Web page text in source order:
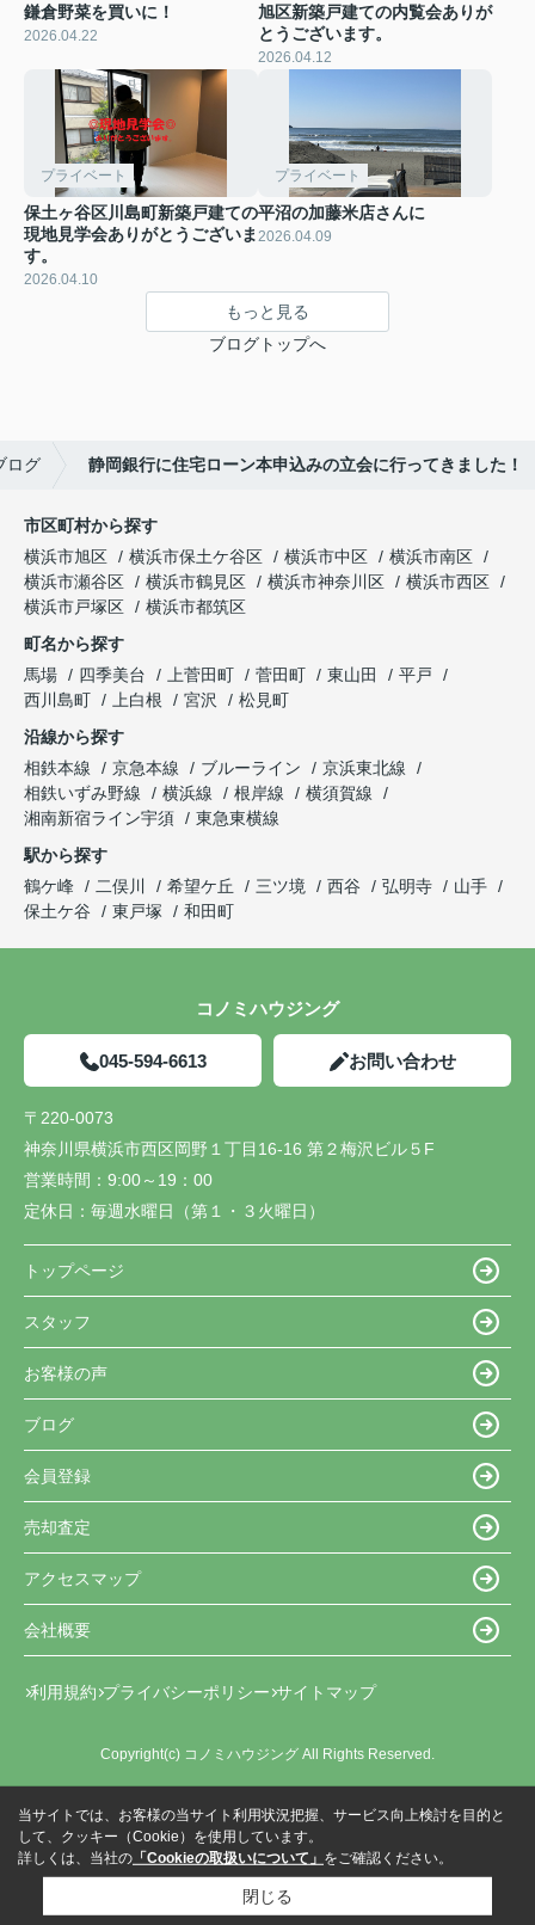
鎌倉野菜を買いに！
2026.04.22
旭区新築戸建ての内覧会ありが
とうございます。
2026.04.12
プライベート
保土ヶ谷区川島町新築戸建ての
現地見学会ありがとうございま
す。
2026.04.10
プライベート
平沼の加藤米店さんに
2026.04.09
もっと見る
ブログトップへ
ログ 静岡銀行に住宅ローン本申込みの立会に行ってきました！
市区町村から探す
横浜市旭区
横浜市保土ケ谷区 横浜市中区
横浜市南区
横浜市瀬谷区
横浜市鶴見区 横浜市神奈川区
横浜市西区
横浜市戸塚区
横浜市都筑区
町名から探す
馬場
四季美台 上菅田町 菅田町 東山田
平戸
西川島町
上白根 宮沢
松見町
沿線から探す
相鉄本線
京急本線 ブルーライン
京浜東北線
相鉄いずみ野線
横浜線 根岸線
横須賀線
湘南新宿ライン宇須
東急東横線
駅から探す
鶴ケ峰
二俣川 希望ケ丘 三ツ境 西谷 弘明寺
山手
保土ケ谷
東戸塚 和田町
コノミハウジング
045-594-6613 お問い合わせ
〒220-0073
神奈川県横浜市西区岡野１丁目16-16 第２梅沢ビル５F
営業時間： 9:00～19：00
定休日： 毎週水曜日（第１・３火曜日）
トップページ
スタッフ
お客様の声
ブログ
会員登録
売却査定
アクセスマップ
会社概要
利用規約 プライバシーポリシー サイトマップ
Copyright(c) コノミハウジング All Rights Reserved.
当サイトでは、お客様の当サイト利用状況把握、サービス向上検討を目的と
して、クッキー（Cookie）を使用しています。
詳しくは、当社の 「Cookieの取扱いについて」 をご確認ください。
閉じる